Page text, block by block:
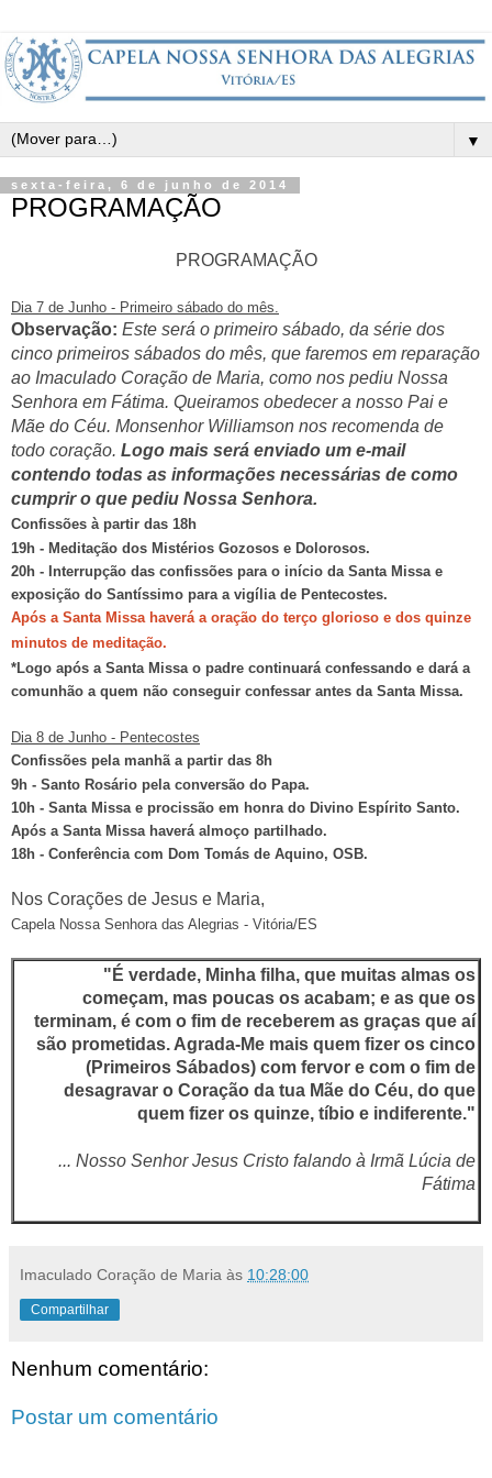
▼
sexta-feira, 6 de junho de 2014
PROGRAMAÇÃO
PROGRAMAÇÃO
Dia 7 de Junho - Primeiro sábado do mês.
Observação: Este será o primeiro sábado, da série dos
cinco primeiros sábados do mês, que faremos em reparação
ao Imaculado Coração de Maria, como nos pediu Nossa
Senhora em Fátima. Queiramos obedecer a nosso Pai e
Mãe do Céu. Monsenhor Williamson nos recomenda de
todo coração. Logo mais será enviado um e-mail
contendo todas as informações necessárias de como
cumprir o que pediu Nossa Senhora.
Confissões à partir das 18h
19h - Meditação dos Mistérios Gozosos e Dolorosos.
20h - Interrupção das confissões para o início da Santa Missa e
exposição do Santíssimo para a vigília de Pentecostes.
Após a Santa Missa haverá a oração do terço glorioso e dos quinze
minutos de meditação.
*Logo após a Santa Missa o padre continuará confessando e dará a
comunhão a quem não conseguir confessar antes da Santa Missa.
Dia 8 de Junho - Pentecostes
Confissões pela manhã a partir das 8h
9h - Santo Rosário pela conversão do Papa.
10h - Santa Missa e procissão em honra do Divino Espírito Santo.
Após a Santa Missa haverá almoço partilhado.
18h - Conferência com Dom Tomás de Aquino, OSB.
Nos Corações de Jesus e Maria,
Capela Nossa Senhora das Alegrias - Vitória/ES
"É verdade, Minha filha, que muitas almas os
começam, mas poucas os acabam; e as que os
terminam, é com o fim de receberem as graças que aí
são prometidas. Agrada-Me mais quem fizer os cinco
(Primeiros Sábados) com fervor e com o fim de
desagravar o Coração da tua Mãe do Céu, do que
quem fizer os quinze, tíbio e indiferente."
... Nosso Senhor Jesus Cristo falando à Irmã Lúcia de
Fátima
Imaculado Coração de Maria às 10:28:00
Compartilhar
Nenhum comentário:
Postar um comentário